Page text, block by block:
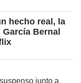
hecho real, la
Bernal
junto a